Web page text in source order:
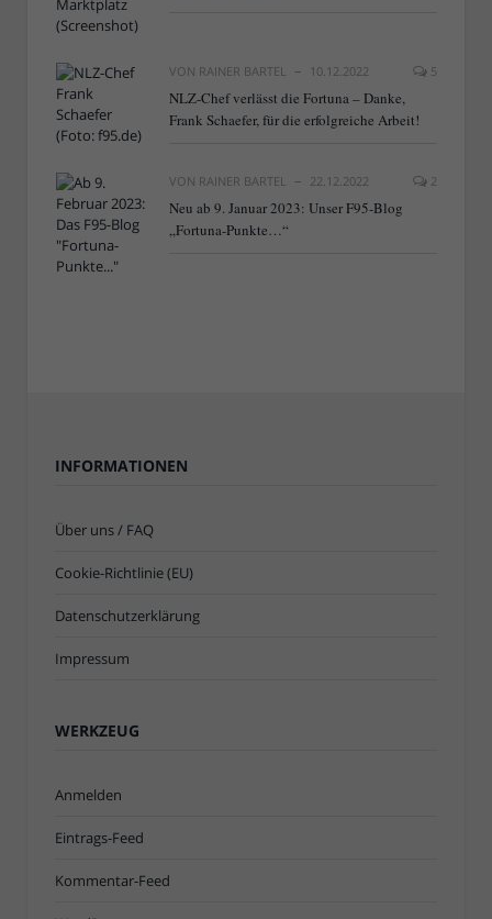
VON RAINER BARTEL 10.12.2022 5
NLZ-Chef verlässt die Fortuna – Danke,
Frank Schaefer, für die erfolgreiche Arbeit!
VON RAINER BARTEL 22.12.2022 2
Neu ab 9. Januar 2023: Unser F95-Blog
„Fortuna-Punkte…“
INFORMATIONEN
Über uns / FAQ
Cookie-Richtlinie (EU)
Datenschutzerklärung
Impressum
WERKZEUG
Anmelden
Eintrags-Feed
Kommentar-Feed